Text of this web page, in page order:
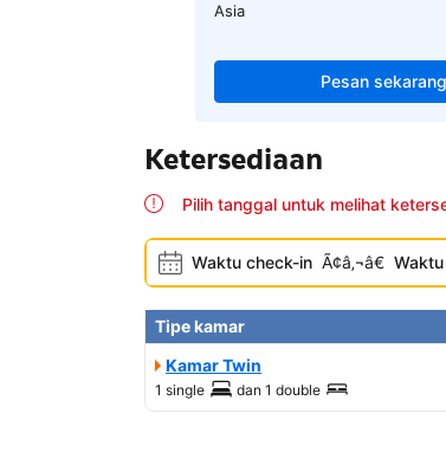
Asia
Pesan sekarang
Ketersediaan
Pilih tanggal untuk melihat
Waktu check-in Ã¢â‚¬â€
Tipe kamar
Kamar Twin
1 single dan 1 double